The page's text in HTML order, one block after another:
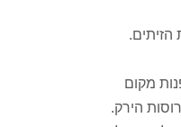
מקום
הירק.